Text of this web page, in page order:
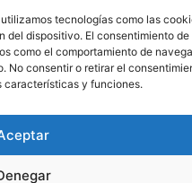
tecnologías como las
del dispositivo. El consentimiento de
como el comportamiento de
No consentir o retirar el
características y funciones.